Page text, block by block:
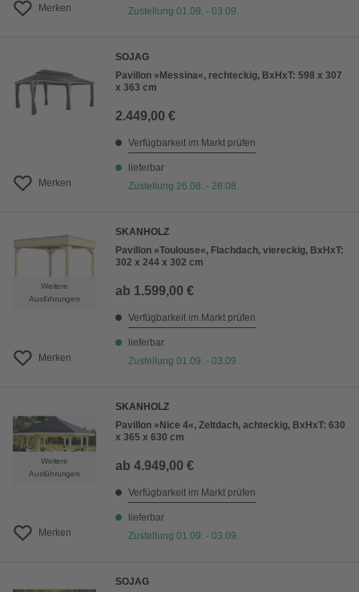
Merken
Zustellung 01.09. - 03.09.
Merken
SOJAG
Pavillon »Messina«, rechteckig, BxHxT: 598 x 307
x 363 cm
2.449,00 €
Verfügbarkeit im Markt prüfen
lieferbar
Zustellung 26.08. - 28.08.
Weitere
Ausführungen
Merken
SKANHOLZ
Pavillon »Toulouse«, Flachdach, viereckig, BxHxT:
302 x 244 x 302 cm
ab 1.599,00 €
Verfügbarkeit im Markt prüfen
lieferbar
Zustellung 01.09. - 03.09.
Weitere
Ausführungen
Merken
SKANHOLZ
Pavillon »Nice 4«, Zeltdach, achteckig, BxHxT: 630
x 365 x 630 cm
ab 4.949,00 €
Verfügbarkeit im Markt prüfen
lieferbar
Zustellung 01.09. - 03.09.
SOJAG